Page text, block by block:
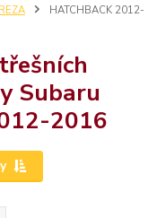
HATCHBACK 2012-
Subaru
2016